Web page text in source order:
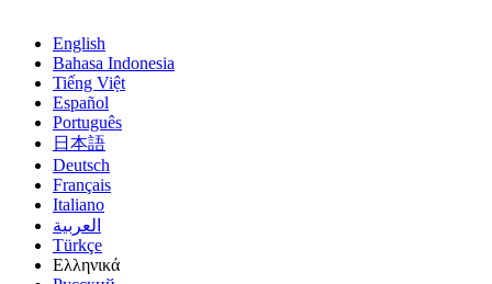
English
Bahasa Indonesia
Tiếng Việt
Español
Português
日本語
Deutsch
Français
Italiano
العربية
Türkçe
Ελληνικά